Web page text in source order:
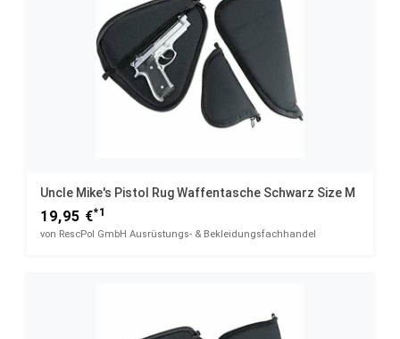
Uncle Mike's Pistol Rug Waffentasche Schwarz Size M
19,95 €*1
von RescPol GmbH Ausrüstungs- & Bekleidungsfachhandel